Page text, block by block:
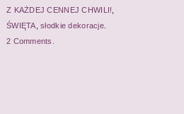
Z KAŻDEJ CENNEJ CHWILI!
ŚWIĘTA ,słodkie dekoracje.
2 Comments.